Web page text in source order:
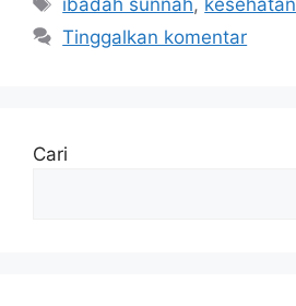
ibadah sunnah, kesehatan
Tinggalkan komentar
Cari